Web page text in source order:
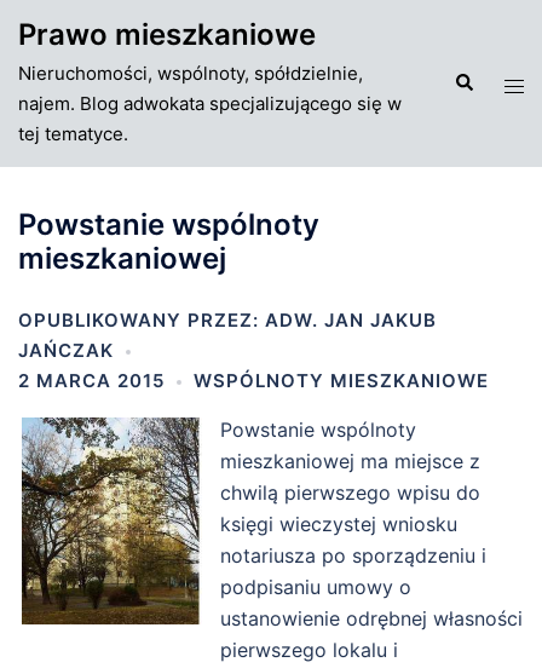
do
treści
Prawo mieszkaniowe
Nieruchomości, wspólnoty, spółdzielnie,
najem. Blog adwokata specjalizującego się w
tej tematyce.
Szukaj
Powstanie wspólnoty
mieszkaniowej
OPUBLIKOWANY PRZEZ: ADW. JAN JAKUB
JAŃCZAK
2 MARCA 2015
WSPÓLNOTY MIESZKANIOWE
Powstanie wspólnoty
mieszkaniowej ma miejsce z
chwilą pierwszego wpisu do
księgi wieczystej wniosku
notariusza po sporządzeniu i
podpisaniu umowy o
ustanowienie odrębnej własności
pierwszego lokalu i